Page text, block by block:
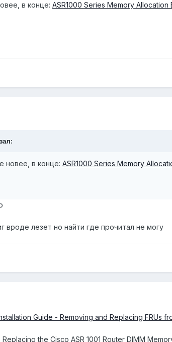
в конце: ASR1000 Series Memory
новее, в конце: ASR1000 Series Memory
вроде лезет но найти где прочитал не могу
Guide - Removing and Replacing FRUs
the Cisco ASR 1001 Router DIMM